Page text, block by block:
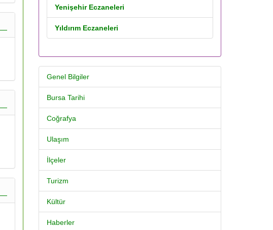
Yenişehir Eczaneleri
Yıldırım Eczaneleri
Genel Bilgiler
Bursa Tarihi
Coğrafya
Ulaşım
İlçeler
Turizm
Kültür
Haberler